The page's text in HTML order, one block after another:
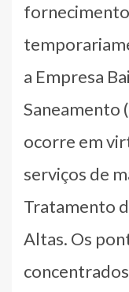
fornecimento
a Empresa
Saneamento
ocorre em
serviços de
Tratamento
Altas. Os